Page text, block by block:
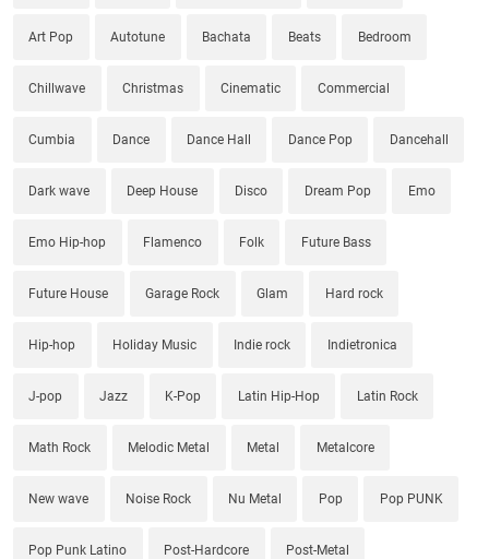
Art Pop Autotune Bachata Beats Bedroom
Chillwave Christmas Cinematic Commercial
Cumbia Dance Dance Hall Dance Pop Dancehall
Dark wave Deep House Disco Dream Pop Emo
Emo Hip-hop Flamenco Folk Future Bass
Future House Garage Rock Glam Hard rock
Hip-hop Holiday Music Indie rock Indietronica
J-pop Jazz K-Pop Latin Hip-Hop Latin Rock
Math Rock Melodic Metal Metal Metalcore
New wave Noise Rock Nu Metal Pop Pop PUNK
Pop Punk Latino Post-Hardcore Post-Metal